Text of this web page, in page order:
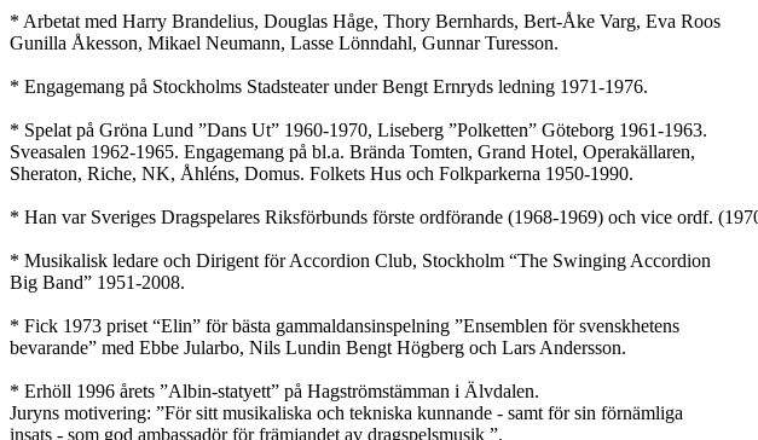
* Arbetat med Harry Brandelius, Douglas Håge, Thory Bernhards, Bert-Åke Varg, Eva Roos
Gunilla Åkesson, Mikael Neumann, Lasse Lönndahl, Gunnar Turesson.
* Engagemang på Stockholms Stadsteater under Bengt Ernryds ledning 1971-1976.
* Spelat på Gröna Lund ”Dans Ut” 1960-1970, Liseberg ”Polketten” Göteborg 1961-1963.
Sveasalen 1962-1965. Engagemang på bl.a. Brända Tomten, Grand Hotel, Operakällaren,
Sheraton, Riche, NK, Åhléns, Domus. Folkets Hus och Folkparkerna 1950-1990.
* Han var Sveriges Dragspelares Riksförbunds förste ordförande (1968-1969) och vice ordf.
* Musikalisk ledare och Dirigent för Accordion Club, Stockholm “The Swinging Accordion
Big Band” 1951-2008.
* Fick 1973 priset “Elin” för bästa gammaldansinspelning ”Ensemblen för svenskhetens
bevarande” med Ebbe Jularbo, Nils Lundin Bengt Högberg och Lars Andersson.
* Erhöll 1996 årets ”Albin-statyett” på Hagströmstämman i Älvdalen.
Juryns motivering: ”För sitt musikaliska och tekniska kunnande - samt för sin förnämliga
insats - som god ambassadör för främjandet av dragspelsmusik ”.